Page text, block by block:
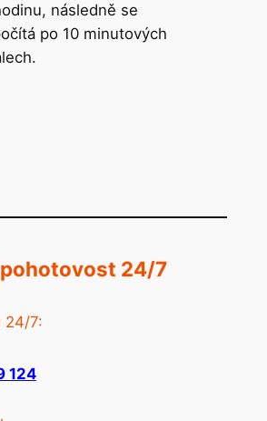
následně se
po 10 minutových
24/7
24/7:
124